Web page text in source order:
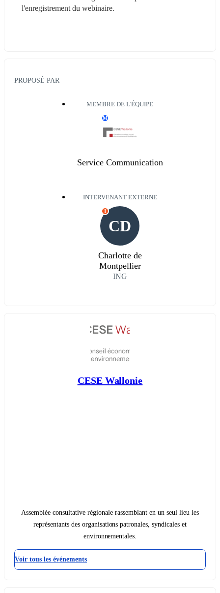
l'enregistrement du webinaire.
PROPOSÉ PAR
MEMBRE DE L'ÉQUIPE
M
Service Communication
INTERVENANT EXTERNE
CD
I
Charlotte de
Montpellier
ING
CESE Wallonie
Assemblée consultative régionale rassemblant en un seul lieu les
représentants des organisations patronales, syndicales et
environnementales.
Voir tous les événements